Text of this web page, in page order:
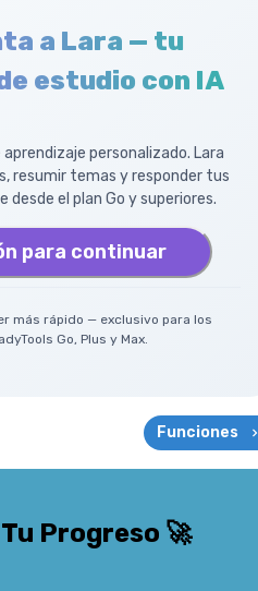
a Lara — tu
estudio con IA
personalizado. Lara
resumir temas y responder tus
desde el plan Go y superiores.
para continuar
más rápido — exclusivo para los
Go, Plus y Max.
Funciones
Progreso 🚀